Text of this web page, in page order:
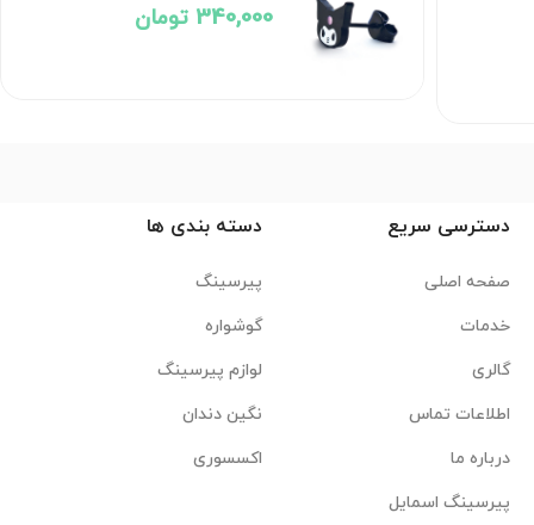
340,000 تومان
دسترسی سریع
صفحه اصلی
خدمات
گالری
اطلاعات تماس
درباره ما
پیرسینگ اسمایل
دسته بندی ها
پیرسینگ
گوشواره
لوازم پیرسینگ
نگین دندان
اکسسوری